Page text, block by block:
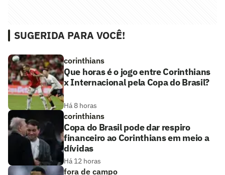
SUGERIDA PARA VOCÊ!
corinthians
Que horas é o jogo entre Corinthians
x Internacional pela Copa do Brasil?
Há 8 horas
corinthians
Copa do Brasil pode dar respiro
financeiro ao Corinthians em meio a
dívidas
Há 12 horas
fora de campo